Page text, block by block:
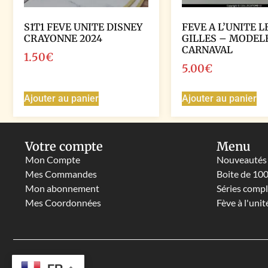
S1T1 FEVE UNITE DISNEY
CRAYONNE 2024
1.50€
Ajouter au panier
FEVE A L’UNITE
GILLES –
CARNAVAL
5.00€
Ajouter au panier
Votre compte
Mon Compte
Mes Commandes
Mon abonnement
Mes Coordonnées
Menu
Nouveautés
Boite de 100
Séries
Fève à